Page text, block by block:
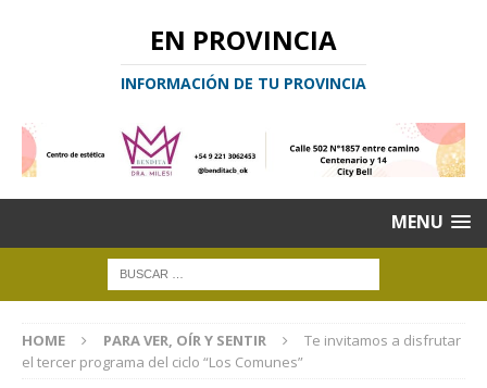
EN PROVINCIA
INFORMACIÓN DE TU PROVINCIA
MENU
HOME PARA VER, OÍR Y SENTIR
Te invitamos a disfrutar
el tercer programa del ciclo “Los Comunes”